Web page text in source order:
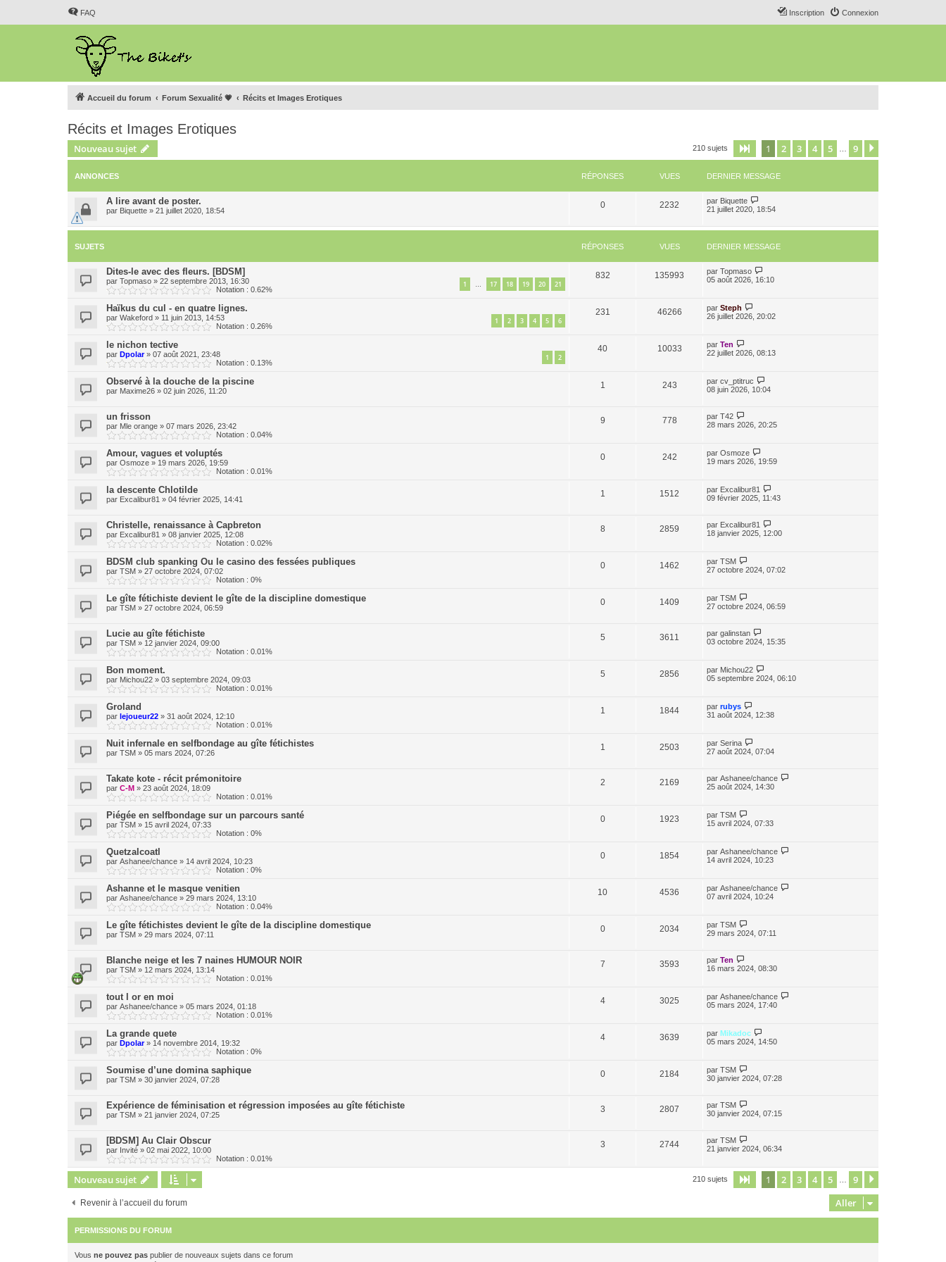
FAQ Connexion
Inscription
Accueil du forum Forum Sexualité 💗 Récits et Images Erotiques
Récits et Images Erotiques
Nouveau sujet 210 sujets Page sur9
1 2 3 4 5 9
ANNONCES RÉPONSES VUES DERNIER MESSAGE
A lire avant de poster.
par Biquette » 21 juillet 2020, 18:54
0 2232 par Biquette
21 juillet 2020, 18:54
SUJETS RÉPONSES VUES DERNIER MESSAGE
Dites-le avec des fleurs. [BDSM]
par Topmaso » 22 septembre 2013, 16:30 1 … 17 18 19 20 21
Notation : 0.62%
832 135993 par Topmaso
05 août 2026, 16:10
Haïkus du cul - en quatre lignes.
par Wakeford » 11 juin 2013, 14:53 1 2 3 4 5 6
Notation : 0.26%
231 46266 par Steph
26 juillet 2026, 20:02
le nichon tective
par Dpolar» 07 août 2021, 23:48 1 2
Notation : 0.13%
40 10033 par Ten
22 juillet 2026, 08:13
Observé à la douche de la piscine
par Maxime26 » 02 juin 2026, 11:20
1 243 par cv_ptitruc
08 juin 2026, 10:04
un frisson
par Mle orange » 07 mars 2026, 23:42
Notation : 0.04%
9 778 par T42
28 mars 2026, 20:25
Amour, vagues et voluptés
par Osmoze » 19 mars 2026, 19:59
Notation : 0.01%
0 242 par Osmoze
19 mars 2026, 19:59
la descente Chlotilde
par Excalibur81 » 04 février 2025, 14:41
1 1512 par Excalibur81
09 février 2025, 11:43
Christelle, renaissance à Capbreton
par Excalibur81 » 08 janvier 2025, 12:08
Notation : 0.02%
8 2859 par Excalibur81
18 janvier 2025, 12:00
BDSM club spanking Ou le casino des fessées publiques
par TSM » 27 octobre 2024, 07:02
Notation : 0%
0 1462 par TSM
27 octobre 2024, 07:02
Le gîte fétichiste devient le gîte de la discipline domestique
par TSM » 27 octobre 2024, 06:59
0 1409 par TSM
27 octobre 2024, 06:59
Lucie au gîte fétichiste
par TSM » 12 janvier 2024, 09:00
Notation : 0.01%
5 3611 par galinstan
03 octobre 2024, 15:35
Bon moment.
par Michou22 » 03 septembre 2024, 09:03
Notation : 0.01%
5 2856 par Michou22
05 septembre 2024, 06:10
Groland
par lejoueur22 » 31 août 2024, 12:10
Notation : 0.01%
1 1844 par rubys
31 août 2024, 12:38
Nuit infernale en selfbondage au gîte fétichistes
par TSM » 05 mars 2024, 07:26
1 2503 par Serina
27 août 2024, 07:04
Takate kote - récit prémonitoire
par C-M » 23 août 2024, 18:09
Notation : 0.01%
2 2169 par Ashanee/chance
25 août 2024, 14:30
Piégée en selfbondage sur un parcours santé
par TSM » 15 avril 2024, 07:33
Notation : 0%
0 1923 par TSM
15 avril 2024, 07:33
Quetzalcoatl
par Ashanee/chance » 14 avril 2024, 10:23
Notation : 0%
0 1854 par Ashanee/chance
14 avril 2024, 10:23
Ashanne et le masque venitien
par Ashanee/chance » 29 mars 2024, 13:10
Notation : 0.04%
10 4536 par Ashanee/chance
07 avril 2024, 10:24
Le gîte fétichistes devient le gîte de la discipline domestique
par TSM » 29 mars 2024, 07:11
0 2034 par TSM
29 mars 2024, 07:11
Blanche neige et les 7 naines HUMOUR NOIR
par TSM » 12 mars 2024, 13:14
Notation : 0.01%
7 3593 par Ten
16 mars 2024, 08:30
tout l or en moi
par Ashanee/chance » 05 mars 2024, 01:18
Notation : 0.01%
4 3025 par Ashanee/chance
05 mars 2024, 17:40
La grande quete
par Dpolar» 14 novembre 2014, 19:32
Notation : 0%
4 3639 par Mikadoc
05 mars 2024, 14:50
Soumise d’une domina saphique
par TSM » 30 janvier 2024, 07:28
0 2184 par TSM
30 janvier 2024, 07:28
Expérience de féminisation et régression imposées au gîte fétichiste
par TSM » 21 janvier 2024, 07:25
3 2807 par TSM
30 janvier 2024, 07:15
[BDSM] Au Clair Obscur
par Invité » 02 mai 2022, 10:00
Notation : 0.01%
3 2744 par TSM
21 janvier 2024, 06:34
Nouveau sujet 210 sujets Page sur9
1 2 3 4 5 9
Revenir à l’accueil du forum Aller
PERMISSIONS DU FORUM
Vous ne pouvez pas publier de nouveaux sujets dans ce forum